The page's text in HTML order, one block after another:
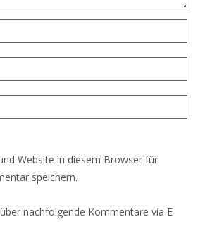
Website in diesem Browser für
speichern.
nachfolgende Kommentare via E-